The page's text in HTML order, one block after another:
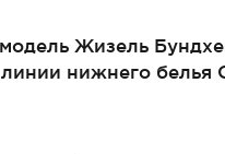
Жизель
нижнего белья